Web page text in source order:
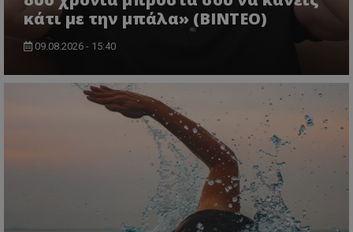
κάτι με την μπάλα» (ΒΙΝΤΕΟ)
09.08.2026 - 15:40